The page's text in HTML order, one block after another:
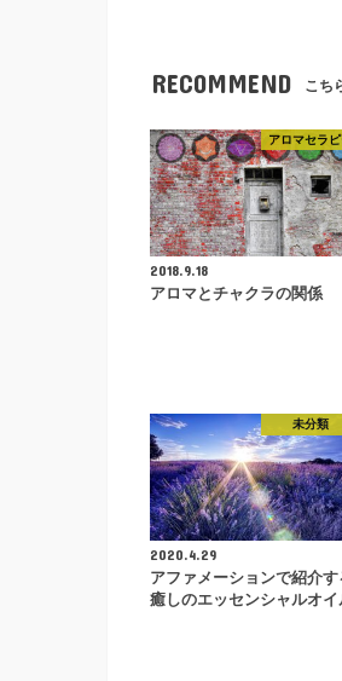
RECOMMEND こち
アロマセラ
2018.9.18
アロマとチャクラの関係
未分類
2020.4.29
アファメーションで紹介す
癒しのエッセンシャルオイ